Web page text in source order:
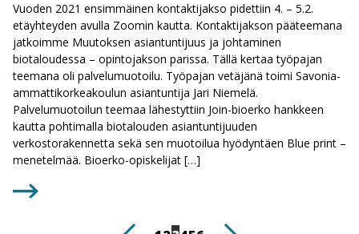
Vuoden 2021 ensimmäinen kontaktijakso pidettiin 4. – 5.2.
etäyhteyden avulla Zoomin kautta. Kontaktijakson pääteemana
jatkoimme Muutoksen asiantuntijuus ja johtaminen
biotaloudessa – opintojakson parissa. Tällä kertaa työpajan
teemana oli palvelumuotoilu. Työpajan vetäjänä toimi Savonia-
ammattikorkeakoulun asiantuntija Jari Niemelä.
Palvelumuotoilun teemaa lähestyttiin Join-bioerko hankkeen
kautta pohtimalla biotalouden asiantuntijuuden
verkostorakennetta sekä sen muotoilua hyödyntäen Blue print –
menetelmää. Bioerko-opiskelijat […]